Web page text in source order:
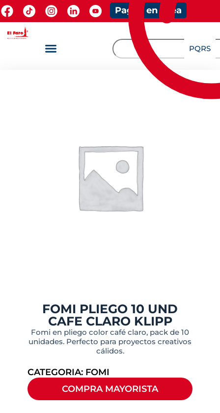
Pagos en línea
PQRS
FOMI PLIEGO 10 UND
CAFE CLARO KLIPP
Fomi en pliego color café claro, pack de 10
unidades. Perfecto para proyectos creativos
cálidos.
CATEGORIA: FOMI
COMPRA MAYORISTA